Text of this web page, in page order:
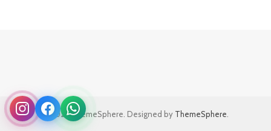
© 2026 ThemeSphere. Designed by ThemeSphere.